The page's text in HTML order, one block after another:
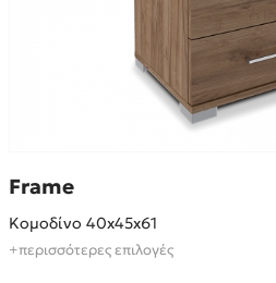
Frame
Κομοδίνο 40x45x61
+περισσότερες επιλογές